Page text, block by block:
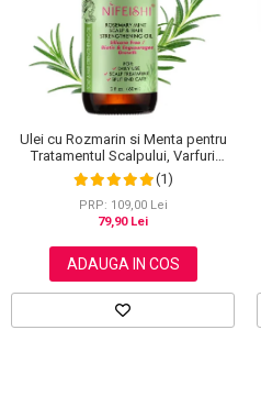
Ulei cu Rozmarin si Menta pentru
Tratamentul Scalpului, Varfuri
Despicate si Cresterea Parului,
NIFEISHI®, 60 ml
(1)
PRP: 109,00 Lei
79,90 Lei
ADAUGA IN COS